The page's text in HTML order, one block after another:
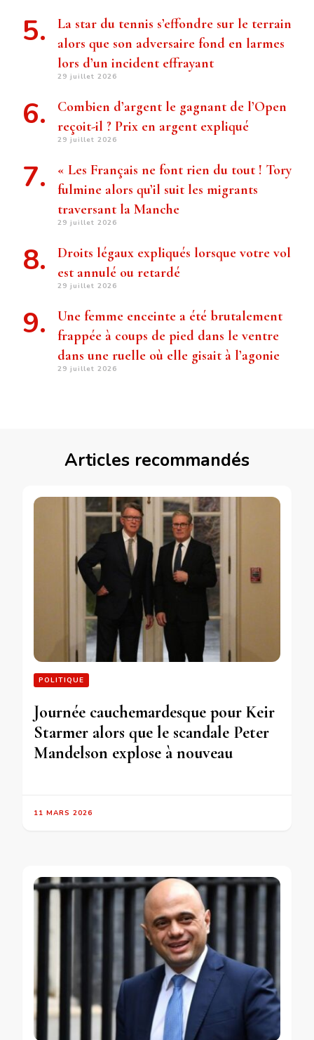
La star du tennis s’effondre sur le terrain
alors que son adversaire fond en larmes
lors d’un incident effrayant
29 juillet 2026
Combien d’argent le gagnant de l’Open
reçoit-il ? Prix ​​en argent expliqué
29 juillet 2026
« Les Français ne font rien du tout ! Tory
fulmine alors qu’il suit les migrants
traversant la Manche
29 juillet 2026
Droits légaux expliqués lorsque votre vol
est annulé ou retardé
29 juillet 2026
Une femme enceinte a été brutalement
frappée à coups de pied dans le ventre
dans une ruelle où elle gisait à l’agonie
29 juillet 2026
Articles recommandés
POLITIQUE
Journée cauchemardesque pour Keir
Starmer alors que le scandale Peter
Mandelson explose à nouveau
11 MARS 2026